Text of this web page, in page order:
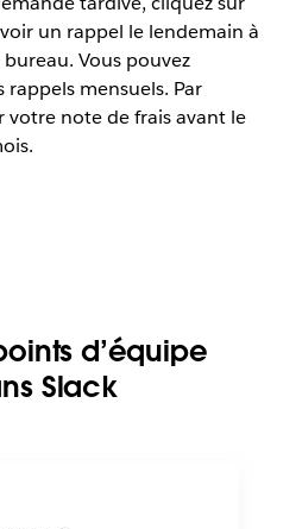
un rappel le lendemain à
Vous pouvez
mensuels. Par
note de frais avant le
d’équipe
Slack